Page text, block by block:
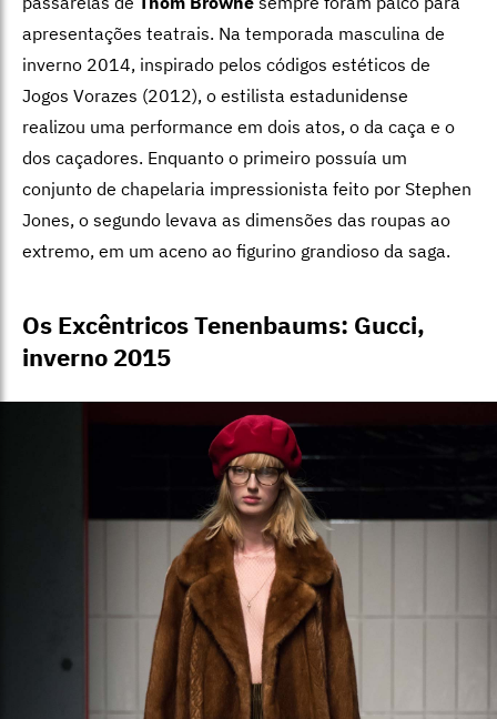
apresentações teatrais. Na temporada masculina de
inverno 2014, inspirado pelos códigos estéticos de
Jogos Vorazes (2012), o estilista estadunidense
realizou uma performance em dois atos, o da caça e o
dos caçadores. Enquanto o primeiro possuía um
conjunto de chapelaria impressionista feito por Stephen
Jones, o segundo levava as dimensões das roupas ao
extremo, em um aceno ao figurino grandioso da saga.
Os Excêntricos Tenenbaums: Gucci,
inverno 2015